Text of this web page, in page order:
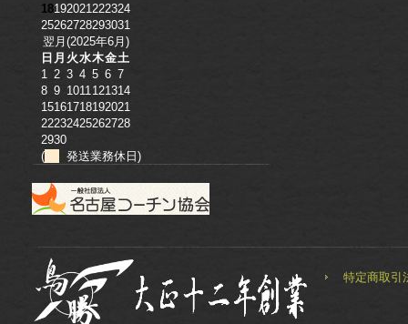
18192021222324
25262728293031
翌月(2025年6月)
日 月 火水木金土
1 2 3 4 5 6 7
8 9 1011121314
15161718192021
22232425262728
2930
(
発送業務休日)
特定商取引